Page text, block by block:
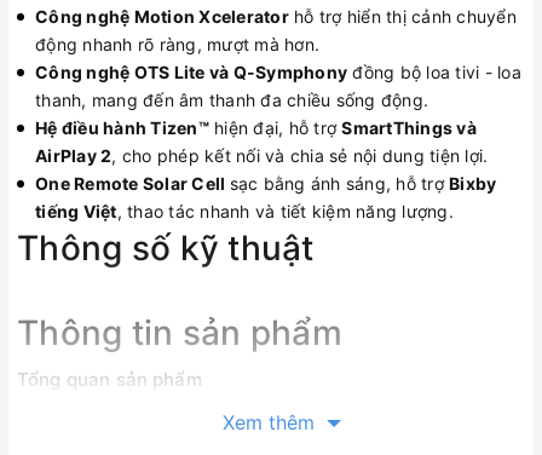
Công nghệ Motion Xcelerator hỗ trợ hiển thị cảnh chuyển
động nhanh rõ ràng, mượt mà hơn.
Công nghệ OTS Lite và Q-Symphony đồng bộ loa tivi - loa
thanh, mang đến âm thanh đa chiều sống động.
Hệ điều hành Tizen™ hiện đại, hỗ trợ SmartThings và
AirPlay 2, cho phép kết nối và chia sẻ nội dung tiện lợi.
One Remote Solar Cell sạc bằng ánh sáng, hỗ trợ Bixby
tiếng Việt, thao tác nhanh và tiết kiệm năng lượng.
Thông số kỹ thuật
Thông tin sản phẩm
Tổng quan sản phẩm
Xem thêm